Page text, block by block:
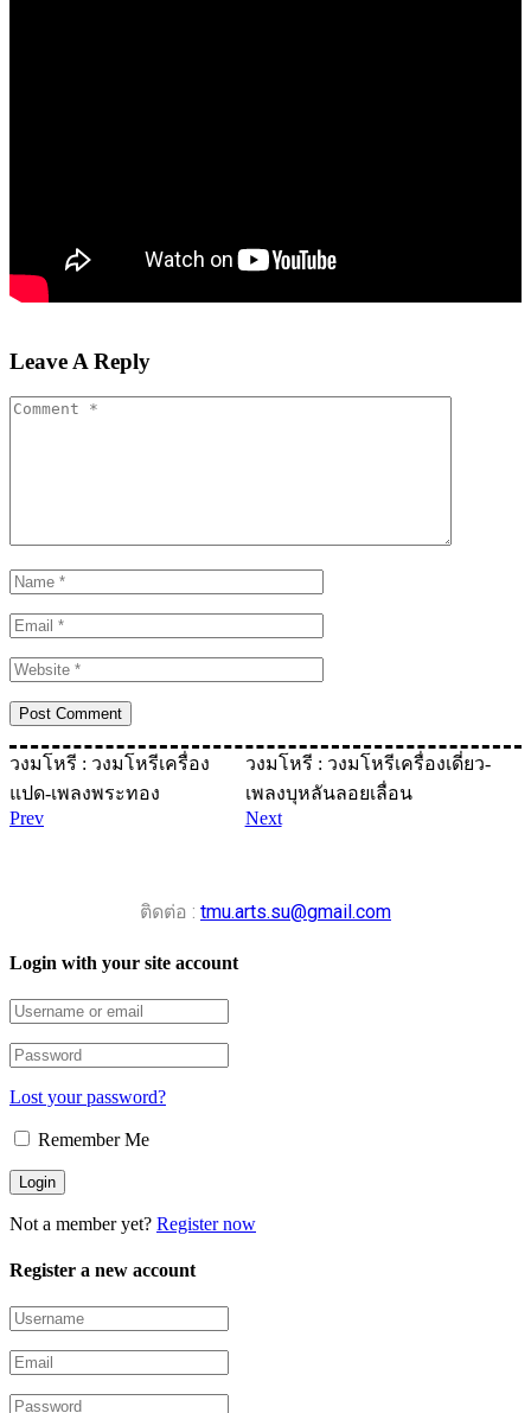
Leave A Reply
วงมโหรี : วงมโหรีเครื่อง
แปด-เพลงพระทอง
Prev
วงมโหรี : วงมโหรีเครื่องเดี่ยว-
เพลงบุหลันลอยเลื่อน
Next
ติดต่อ : tmu.arts.su@gmail.com
Login with your site account
Lost your password?
Remember Me
Not a member yet? Register now
Register a new account